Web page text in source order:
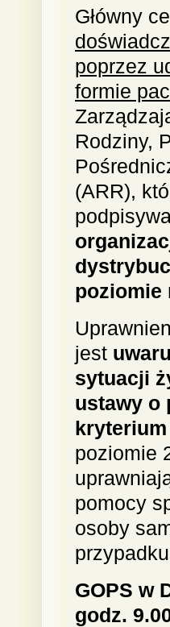
Główny
poprzez
formie
Rodziny,
(ARR),
poziomie
jest
sytuacji
ustawy o
poziomie
pomocy
osoby
GOPS w
godz.